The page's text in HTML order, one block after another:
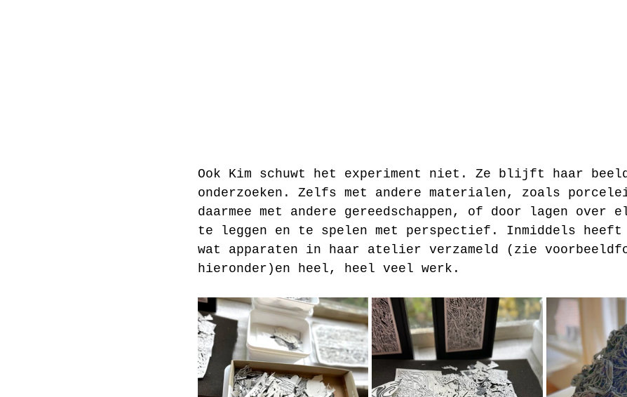
Ook Kim schuwt het experiment niet. Ze blijft haar
onderzoeken. Zelfs met andere materialen, zoals
daarmee met andere gereedschappen, of door lagen over
te leggen en te spelen met perspectief. Inmiddels
wat apparaten in haar atelier verzameld (zie
hieronder)en heel, heel veel werk.